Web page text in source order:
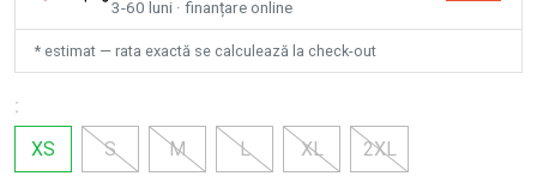
3-60 luni · finanțare online
* estimat — rata exactă se calculează la check-out
:
XS
S M L XL 2XL